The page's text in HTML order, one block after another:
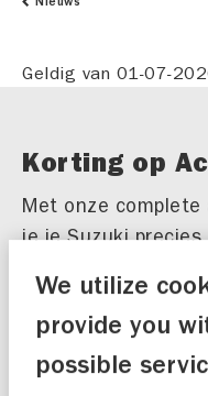
Geldig van 01-07-
Korting op
Met onze
je je Suzuki
Nederland
korting op
Elk pakket is
We utilize
provide you
possible